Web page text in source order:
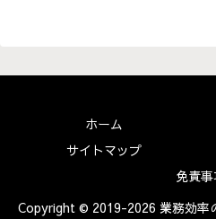
ホーム
サイトマップ
免責
Copyright © 2019-2026 業務効率